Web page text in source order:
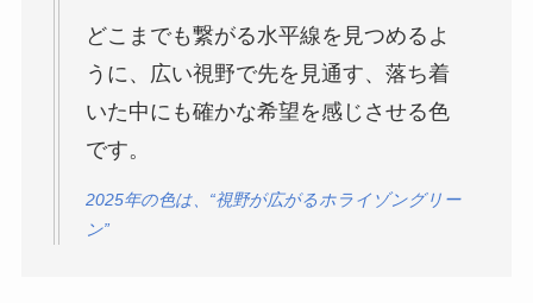
どこまでも繋がる水平線を見つめるよ
うに、広い視野で先を見通す、落ち着
いた中にも確かな希望を感じさせる色
です。
2025年の色は、“視野が広がるホライゾングリー
ン”